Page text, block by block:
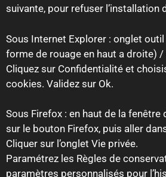
suivante, pour refuser l’installation
Sous Internet Explorer : onglet
forme de rouage en haut a droite)
Cliquez sur Confidentialité et
cookies. Validez sur Ok.
Sous Firefox : en haut de la fenêtre
sur le bouton Firefox, puis aller
Cliquer sur l’onglet Vie privée.
Paramétrez les Règles de
paramètres personnalisés pour